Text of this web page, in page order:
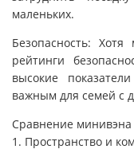
маленьких.
Безопасность:
рейтинги
высокие
важным для семей с
Сравнение минивэна
1. Пространство и